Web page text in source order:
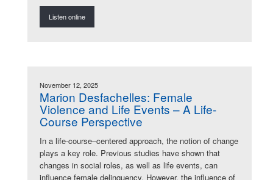
Listen online
November 12, 2025
Marion Desfachelles: Female
Violence and Life Events – A Life-
Course Perspective
In a life-course–centered approach, the notion of change
plays a key role. Previous studies have shown that
changes in social roles, as well as life events, can
influence female delinquency. However, the influence of